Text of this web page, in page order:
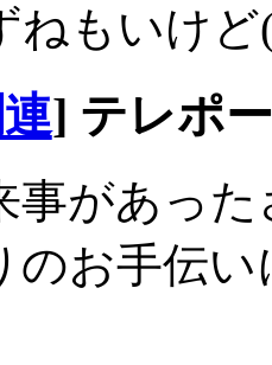
ねもいけど
] テレポ
事があった
のお手伝